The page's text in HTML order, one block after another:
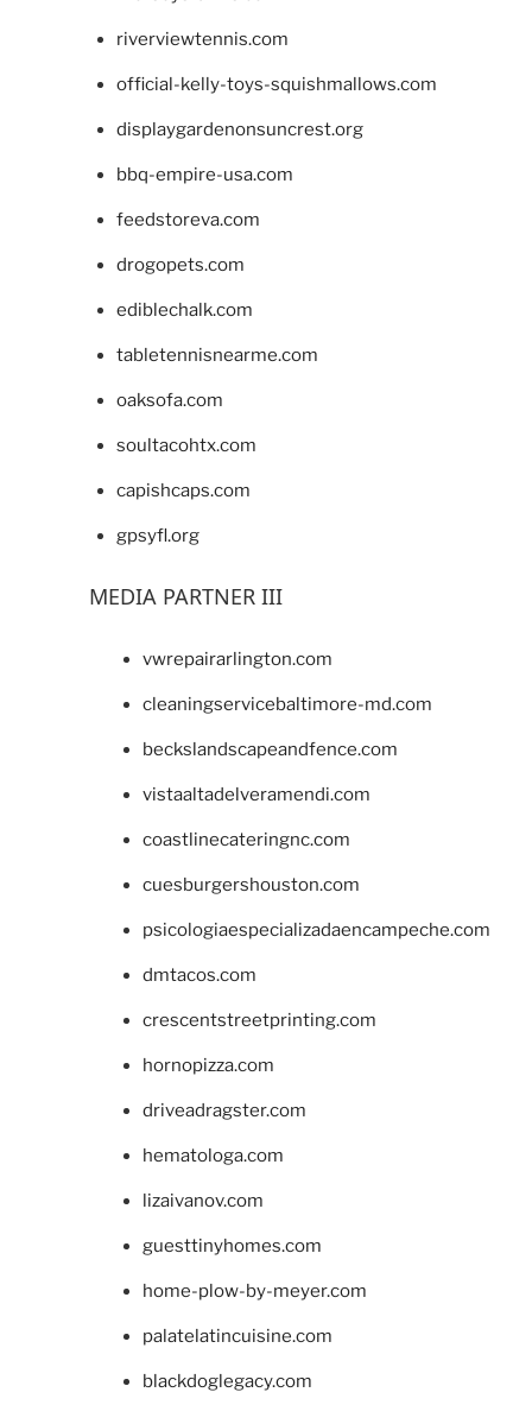
riverviewtennis.com
official-kelly-toys-squishmallows.com
displaygardenonsuncrest.org
bbq-empire-usa.com
feedstoreva.com
drogopets.com
ediblechalk.com
tabletennisnearme.com
oaksofa.com
soultacohtx.com
capishcaps.com
gpsyfl.org
MEDIA PARTNER III
vwrepairarlington.com
cleaningservicebaltimore-md.com
beckslandscapeandfence.com
vistaaltadelveramendi.com
coastlinecateringnc.com
cuesburgershouston.com
psicologiaespecializadaencampeche.com
dmtacos.com
crescentstreetprinting.com
hornopizza.com
driveadragster.com
hematologa.com
lizaivanov.com
guesttinyhomes.com
home-plow-by-meyer.com
palatelatincuisine.com
blackdoglegacy.com